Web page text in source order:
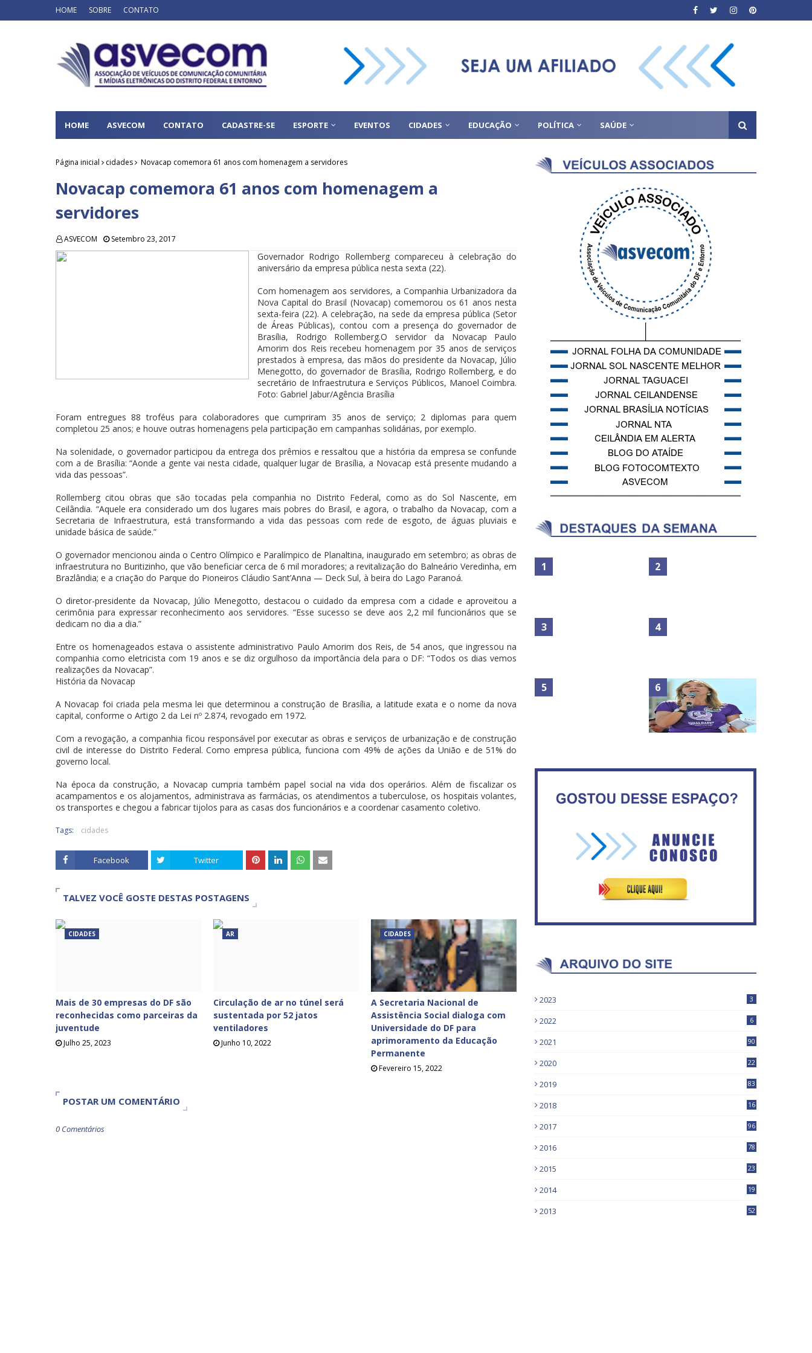
HOME SOBRE CONTATO
HOME ASVECOM CONTATO CADASTRE-SE ESPORTE EVENTOS CIDADES EDUCAÇÃO POLÍTICA SAÚDE
Página inicial cidades Novacap comemora 61 anos com homenagem a servidores
Novacap comemora 61 anos com homenagem a
servidores
ASVECOM Setembro 23, 2017
Governador Rodrigo Rollemberg compareceu à celebração do
aniversário da empresa pública nesta sexta (22).
Com homenagem aos servidores, a Companhia Urbanizadora da
Nova Capital do Brasil (Novacap) comemorou os 61 anos nesta
sexta-feira (22). A celebração, na sede da empresa pública (Setor
de Áreas Públicas), contou com a presença do governador de
Brasília, Rodrigo Rollemberg.O servidor da Novacap Paulo
Amorim dos Reis recebeu homenagem por 35 anos de serviços
prestados à empresa, das mãos do presidente da Novacap, Júlio
Menegotto, do governador de Brasília, Rodrigo Rollemberg, e do
secretário de Infraestrutura e Serviços Públicos, Manoel Coimbra.
Foto: Gabriel Jabur/Agência Brasília
Foram entregues 88 troféus para colaboradores que cumpriram 35 anos de serviço; 2 diplomas para quem
completou 25 anos; e houve outras homenagens pela participação em campanhas solidárias, por exemplo.
Na solenidade, o governador participou da entrega dos prêmios e ressaltou que a história da empresa se confunde
com a de Brasília: “Aonde a gente vai nesta cidade, qualquer lugar de Brasília, a Novacap está presente mudando a
vida das pessoas”.
Rollemberg citou obras que são tocadas pela companhia no Distrito Federal, como as do Sol Nascente, em
Ceilândia. “Aquele era considerado um dos lugares mais pobres do Brasil, e agora, o trabalho da Novacap, com a
Secretaria de Infraestrutura, está transformando a vida das pessoas com rede de esgoto, de águas pluviais e
unidade básica de saúde.”
O governador mencionou ainda o Centro Olímpico e Paralímpico de Planaltina, inaugurado em setembro; as obras de
infraestrutura no Buritizinho, que vão beneficiar cerca de 6 mil moradores; a revitalização do Balneário Veredinha, em
Brazlândia; e a criação do Parque do Pioneiros Cláudio Sant’Anna — Deck Sul, à beira do Lago Paranoá.
O diretor-presidente da Novacap, Júlio Menegotto, destacou o cuidado da empresa com a cidade e aproveitou a
cerimônia para expressar reconhecimento aos servidores. “Esse sucesso se deve aos 2,2 mil funcionários que se
dedicam no dia a dia.”
Entre os homenageados estava o assistente administrativo Paulo Amorim dos Reis, de 54 anos, que ingressou na
companhia como eletricista com 19 anos e se diz orgulhoso da importância dela para o DF: “Todos os dias vemos
realizações da Novacap”.
História da Novacap
A Novacap foi criada pela mesma lei que determinou a construção de Brasília, a latitude exata e o nome da nova
capital, conforme o Artigo 2 da Lei nº 2.874, revogado em 1972.
Com a revogação, a companhia ficou responsável por executar as obras e serviços de urbanização e de construção
civil de interesse do Distrito Federal. Como empresa pública, funciona com 49% de ações da União e de 51% do
governo local.
Na época da construção, a Novacap cumpria também papel social na vida dos operários. Além de fiscalizar os
acampamentos e os alojamentos, administrava as farmácias, os atendimentos a tuberculose, os hospitais volantes,
os transportes e chegou a fabricar tijolos para as casas dos funcionários e a coordenar casamento coletivo.
Tags: cidades
Facebook Twitter
TALVEZ VOCÊ GOSTE DESTAS POSTAGENS
CIDADES
Mais de 30 empresas do DF são
reconhecidas como parceiras da
juventude
Julho 25, 2023
AR
Circulação de ar no túnel será
sustentada por 52 jatos
ventiladores
Junho 10, 2022
CIDADES
A Secretaria Nacional de
Assistência Social dialoga com
Universidade do DF para
aprimoramento da Educação
Permanente
Fevereiro 15, 2022
POSTAR UM COMENTÁRIO
0 Comentários
No Brasil do golpe, 61,5 mi
de consumidores estão
inadimplentes
Circulação de ar no túnel
disse Bolsonaro sobre
Esquerda e empolga
militância do PT
2023 3
2022 6
2021 90
2020
22
2019
83
2018
16
2017
96
2016
78
2015 23
2014 19
2013 52